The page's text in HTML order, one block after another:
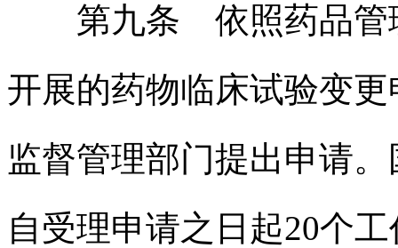
第九条 依照药品管理
开展的药物临床试验变
监督管理部门提出申请
自受理申请之日起20个